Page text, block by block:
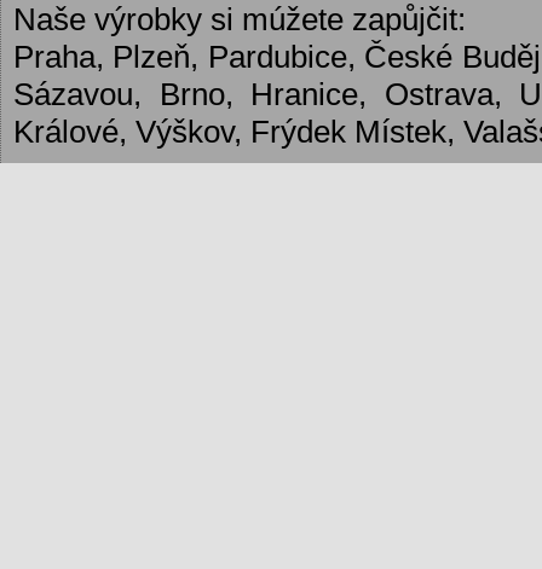
Naše výrobky si múžete zapůjčit:
Praha, Plzeň, Pardubice, České
Sázavou, Brno, Hranice, Ostrava,
Králové, Výškov, Frýdek Místek,